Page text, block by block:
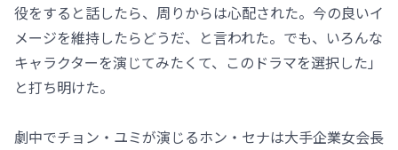
役をすると話したら、周りからは心配された。今の良いイ
メージを維持したらどうだ、と言われた。でも、いろんな
キャラクターを演じてみたくて、このドラマを選択した」
と打ち明けた。
劇中でチョン・ユミが演じるホン・セナは大手企業女会長